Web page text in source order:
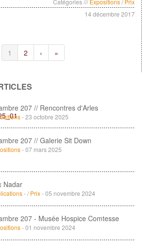
Catégories ///Expositions/Prix
14 décembre 2017
1 2 › »
207 // Rencontres d'Arles
- 23 octobre 2025
207 // Galerie Sit Down
- 07 mars 2025
Nadar
- /Prix- 05 novembre 2024
207 - Musée Hospice Comtesse
- 01 novembre 2024